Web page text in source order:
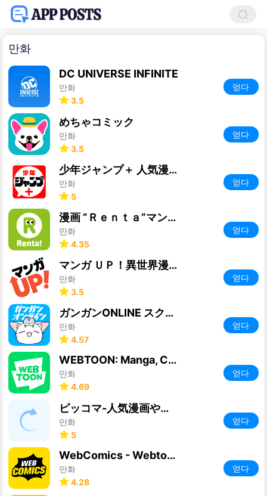
만화
DC UNIVERSE INFINITE
만화
3.5
얻다
めちゃコミック
만화
3.5
얻다
少年ジャンプ＋ 人気漫画が読める雑誌アプリ
만화
5
얻다
漫画 ”Ｒｅｎｔａ”マンガ レンタル漫画アプリ
만화
4.35
얻다
マンガ ＵＰ！異世界漫画や名作漫画、人気マンガの漫画アプリ
만화
3.5
얻다
ガンガンONLINE スクエニのオリジナル漫画を毎日複数配信
만화
4.57
얻다
WEBTOON: Manga, Comics, Manhwa
만화
4.69
얻다
ピッコマ-人気漫画や話題のコミックが毎日読めるマンガアプリ
만화
5
얻다
WebComics - Webtoon & Manga
만화
4.28
얻다